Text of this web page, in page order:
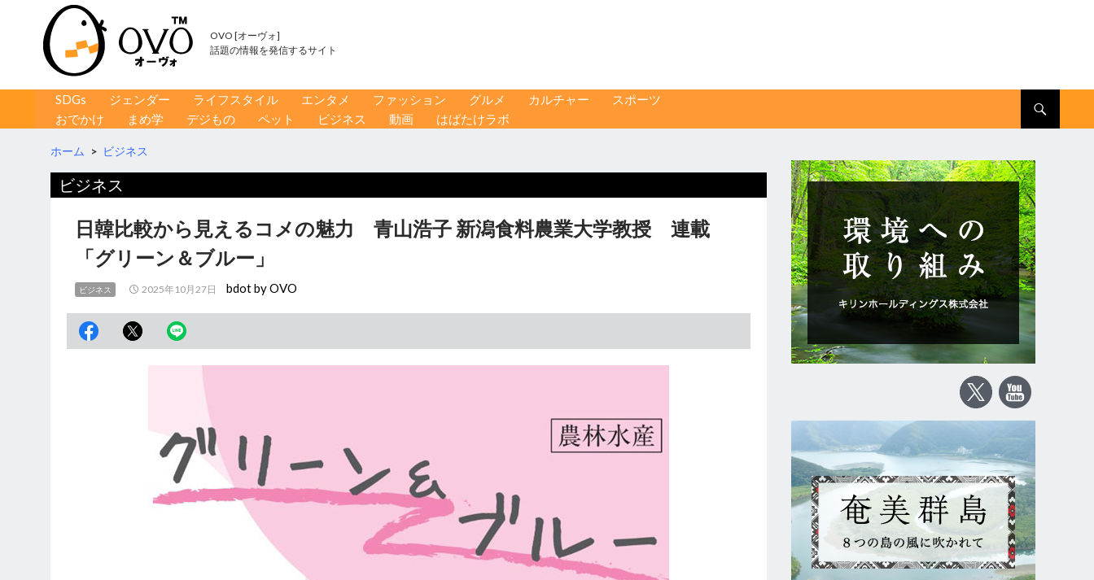
OVO [オーヴォ]
話題の情報を発信するサイト
コンテンツへ移動
SDGs ジェンダー ライフスタイル エンタメ ファッション グルメ カルチャー
スポーツ
おでかけ
まめ学 デジもの ペット ビジネス 動画 はばたけラボ
ホーム > ビジネス
ビジネス
日韓比較から見えるコメの魅力 青山浩子 新潟食料農業大学教授 連載
「グリーン＆ブルー」
ビジネス 2025年10月27日 bdot by OVO